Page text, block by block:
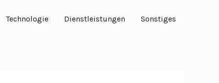
Technologie Dienstleistungen Sonstiges